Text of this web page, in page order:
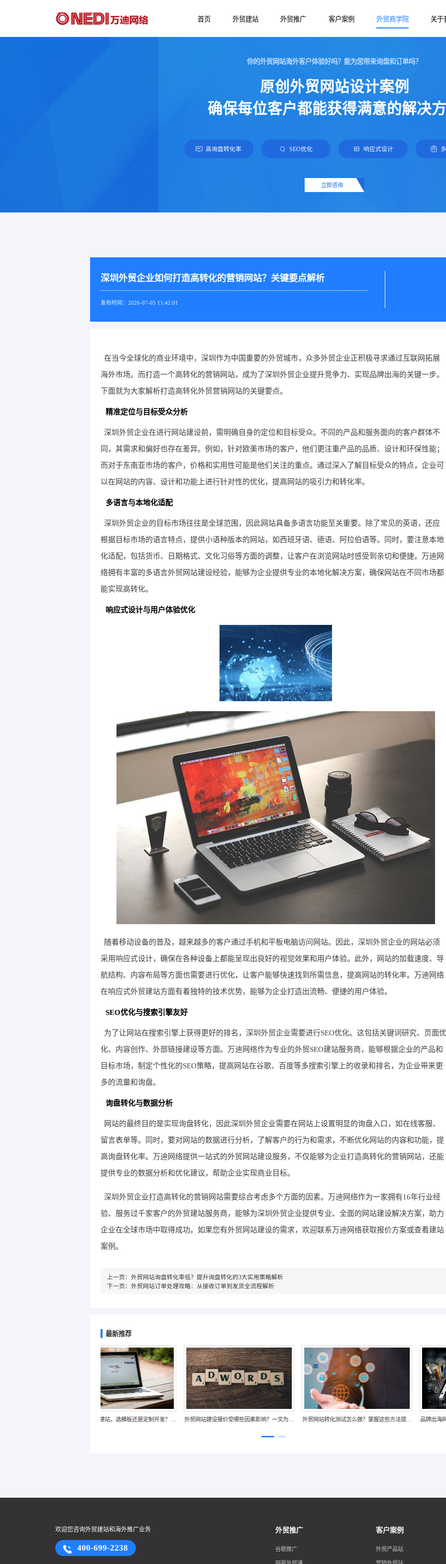
首页 外贸建站 外贸推广
谷歌推广
网易外贸通
Google SEO优化
Yandex推广
Bing海外推广
客户案例
外贸产品站
营销外贸站
B2B外贸站
外贸商学院
外贸网站建设
外贸建站知识
关于
你的外贸网站海外客户体验好吗？能为您带来询盘和订单吗？
原创外贸网站设计案例
确保每位客户都能获得满意的解决
高询盘转化率 SEO优化 响应式设计
立即咨询
深圳外贸企业如何打造高转化的营销网站？关键要点解析
发布时间：2026-07-05 11:42:01
在当今全球化的商业环境中，深圳作为中国重要的外贸城市，众多外贸企业正积极寻求通过互联网拓展
海外市场。而打造一个高转化的营销网站，成为了深圳外贸企业提升竞争力、实现品牌出海的关键一步。
下面就为大家解析打造高转化外贸营销网站的关键要点。
精准定位与目标受众分析
深圳外贸企业在进行网站建设前，需明确自身的定位和目标受众。不同的产品和服务面向的客户群体不
同，其需求和偏好也存在差异。例如，针对欧美市场的客户，他们更注重产品的品质、设计和环保性能；
而对于东南亚市场的客户，价格和实用性可能是他们关注的重点。通过深入了解目标受众的特点，企业可
以在网站的内容、设计和功能上进行针对性的优化，提高网站的吸引力和转化率。
多语言与本地化适配
深圳外贸企业的目标市场往往是全球范围，因此网站具备多语言功能至关重要。除了常见的英语，还应
根据目标市场的语言特点，提供小语种版本的网站，如西班牙语、德语、阿拉伯语等。同时，要注意本地
化适配，包括货币、日期格式、文化习俗等方面的调整，让客户在浏览网站时感受到亲切和便捷。万迪网
络拥有丰富的多语言外贸网站建设经验，能够为企业提供专业的本地化解决方案，确保网站在不同市场都
能实现高转化。
响应式设计与用户体验优化
随着移动设备的普及，越来越多的客户通过手机和平板电脑访问网站。因此，深圳外贸企业的网站必须
采用响应式设计，确保在各种设备上都能呈现出良好的视觉效果和用户体验。此外，网站的加载速度、导
航结构、内容布局等方面也需要进行优化，让客户能够快速找到所需信息，提高网站的转化率。万迪网络
在响应式外贸建站方面有着独特的技术优势，能够为企业打造出流畅、便捷的用户体验。
SEO优化与搜索引擎友好
为了让网站在搜索引擎上获得更好的排名，深圳外贸企业需要进行SEO优化。这包括关键词研究、页面
化、内容创作、外部链接建设等方面。万迪网络作为专业的外贸SEO建站服务商，能够根据企业的产品和
目标市场，制定个性化的SEO策略，提高网站在谷歌、百度等多搜索引擎上的收录和排名，为企业带来更
多的流量和询盘。
询盘转化与数据分析
网站的最终目的是实现询盘转化，因此深圳外贸企业需要在网站上设置明显的询盘入口，如在线客服、
留言表单等。同时，要对网站的数据进行分析，了解客户的行为和需求，不断优化网站的内容和功能，提
高询盘转化率。万迪网络提供一站式的外贸网站建设服务，不仅能够为企业打造高转化的营销网站，还能
提供专业的数据分析和优化建议，帮助企业实现商业目标。
深圳外贸企业打造高转化的营销网站需要综合考虑多个方面的因素。万迪网络作为一家拥有16年行业经
验、服务过千家客户的外贸建站服务商，能够为深圳外贸企业提供专业、全面的网站建设解决方案，助力
企业在全球市场中取得成功。如果您有外贸网站建设的需求，欢迎联系万迪网络获取报价方案或查看建站
案例。
上一页：外贸网站询盘转化率低？提升询盘转化的3大实用策略解析
下一页：外贸网站订单处理攻略：从接收订单到发货全流程解析
最新推荐
佛山跨境电商建站，选模板还是定制开发？不
外贸网站建设报价受哪些因素影响？一文为你
外贸网站转化测试怎么做？掌握这些方法提升
欢迎您咨询外贸建站和海外推广业务
400-699-2238
外贸推广
谷歌推广
客户案例
外贸产品站